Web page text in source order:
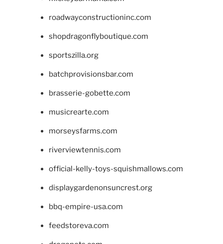
roadwayconstructioninc.com
shopdragonflyboutique.com
sportszilla.org
batchprovisionsbar.com
brasserie-gobette.com
musicrearte.com
morseysfarms.com
riverviewtennis.com
official-kelly-toys-squishmallows.com
displaygardenonsuncrest.org
bbq-empire-usa.com
feedstoreva.com